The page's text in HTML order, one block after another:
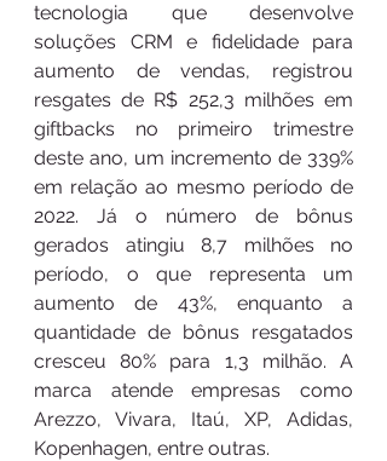
tecnologia que desenvolve
soluções CRM e fidelidade para
aumento de vendas, registrou
resgates de R$ 252,3 milhões em
giftbacks no primeiro trimestre
deste ano, um incremento de 339%
em relação ao mesmo período de
2022. Já o número de bônus
gerados atingiu 8,7 milhões no
período, o que representa um
aumento de 43%, enquanto a
quantidade de bônus resgatados
cresceu 80% para 1,3 milhão. A
marca atende empresas como
Arezzo, Vivara, Itaú, XP, Adidas,
Kopenhagen, entre outras.